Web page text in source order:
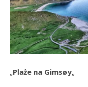
„Plaże na Gimsøy„